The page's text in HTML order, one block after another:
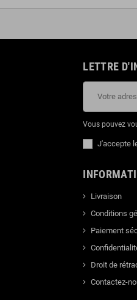
LETTRE
Vous pouvez
J'accepte
Livraison
Conditions
Paiement
Droit de
Contactez-